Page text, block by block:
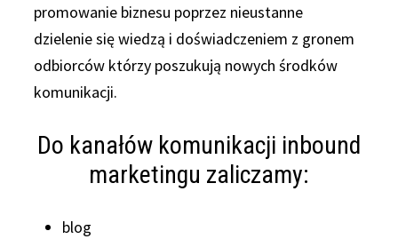
promowanie biznesu poprzez nieustanne
dzielenie się wiedzą i doświadczeniem z gronem
odbiorców którzy poszukują nowych środków
komunikacji.
Do kanałów komunikacji inbound
marketingu zaliczamy:
blog